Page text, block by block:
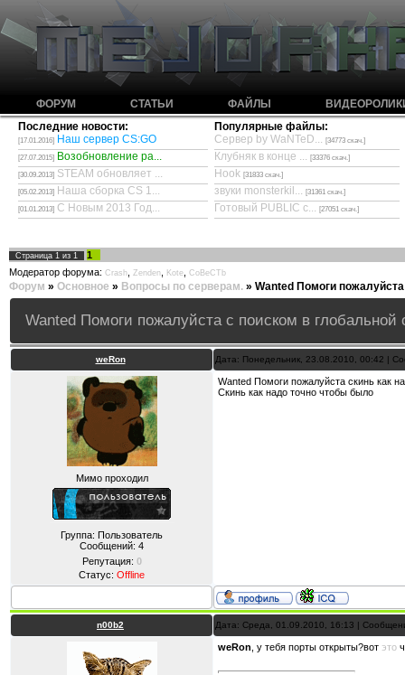
ФОРУМ СТАТЬИ ФАЙЛЫ
Последние новости:
[17.01.2016] Наш сервер CS:GO
[27.07.2015] Возобновление ра...
[30.09.2013] STEAM обновляет ...
[05.02.2013] Наша сборка CS 1...
[01.01.2013] С Новым 2013 Год...
Популярные файлы:
Сервер by WaNTeD... [34773 скач.]
Клубняк в конце ... [33376 скач.]
Hook [31833 скач.]
звуки monsterkil... [31361 скач.]
Готовый PUBLIC с... [27051 скач.]
Страница 1 из 1
1
Модератор форума: Crash Zenden Kote CoBeCTb
Форум » Основное » Вопросы по серверам. » Wanted Помоги
Wanted Помоги пожалуйста с поиском в глобальной
weRon Дата: Понедельник, 23.08.2010, 00:42 |
Мимо проходил
Группа: Пользователь
Сообщений: 4
Репутация: 0
Статус: Offline
Wanted Помоги пожалуйста скинь как
Скинь как надо точно чтобы было
n00b2 Дата: Среда, 01.09.2010, 16:13 |
weRon , у тебя порты открыты?вот это